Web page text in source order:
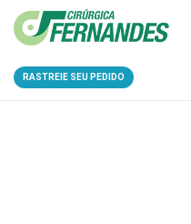
RASTREIE SEU PEDIDO